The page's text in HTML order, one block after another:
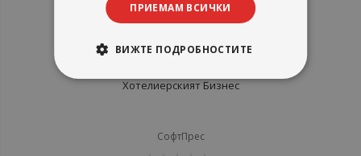
Хотелиерският Бизнес
СофтПрес
ПРИЕМАМ ВСИЧКИ
ВИЖТЕ ПОДРОБНОСТИТЕ